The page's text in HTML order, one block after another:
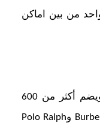
من بين اماكن
يعد من أضخم المولات في جدة، ويضم أكثر من 600
متجر لماركات عالمية بارزة مثل Burberry وPolo Ralph